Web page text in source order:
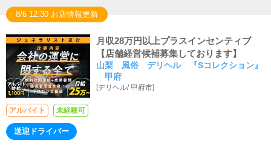
8/6 12:30 お店情報更新
月収28万円以上プラスインセンティブ
【店舗経営候補募集しております】
山梨 風俗 デリヘル 『Sコレクション』
甲府
[デリヘル/甲府市]
アルバイト 未経験可
送迎ドライバー